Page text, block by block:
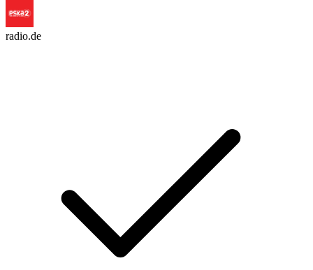
radio.de